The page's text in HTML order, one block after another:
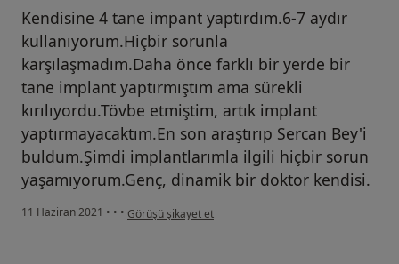
Kendisine 4 tane impant yaptırdım.6-7 aydır
kullanıyorum.Hiçbir sorunla
karşılaşmadım.Daha önce farklı bir yerde bir
tane implant yaptırmıştım ama sürekli
kırılıyordu.Tövbe etmiştim, artık implant
yaptırmayacaktım.En son araştırıp Sercan Bey'i
buldum.Şimdi implantlarımla ilgili hiçbir sorun
yaşamıyorum.Genç, dinamik bir doktor kendisi.
11 Haziran 2021 • • • kullanıcının görüşüne göre a.....
Görüşü şikayet et